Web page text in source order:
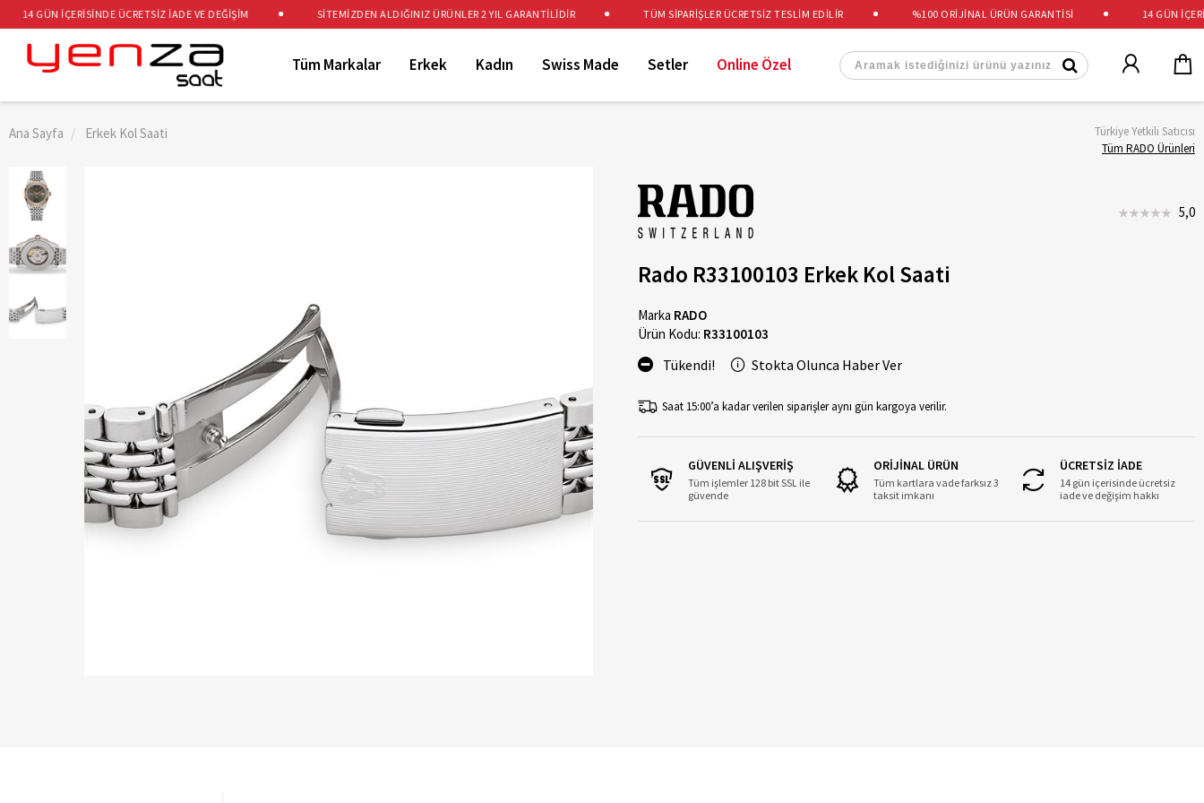
TÜM SİPARİŞLER ÜCRETSİZ TESLİM EDİLİR %100 ORİJİNAL ÜRÜN GARANTİSİ 14 GÜN
14 GÜN İÇERİSİNDE ÜCRETSİZ İADE VE DEĞİŞİM SİTEMİZDEN ALDIĞINIZ ÜRÜNLER 2 YIL GARANTİLİDİR
Tüm Markalar Erkek Kadın Swiss Made Setler Online Özel
Ana Sayfa Erkek Kol Saati
Türkiye Yetkili Satıcısı
Tüm RADO Ürünleri
5,0
Rado R33100103 Erkek Kol Saati
Marka RADO
Ürün Kodu: R33100103
Tükendi! Stokta Olunca Haber Ver
Saat 15:00’a kadar verilen siparişler aynı gün kargoya verilir.
GÜVENLİ ALIŞVERİŞ
Tüm işlemler 128 bit SSL ile
güvende
ORİJİNAL ÜRÜN
Tüm kartlara vade farksız 3
taksit imkanı
ÜCRETSİZ İADE
14 gün içerisinde ücretsiz
iade ve değişim hakkı